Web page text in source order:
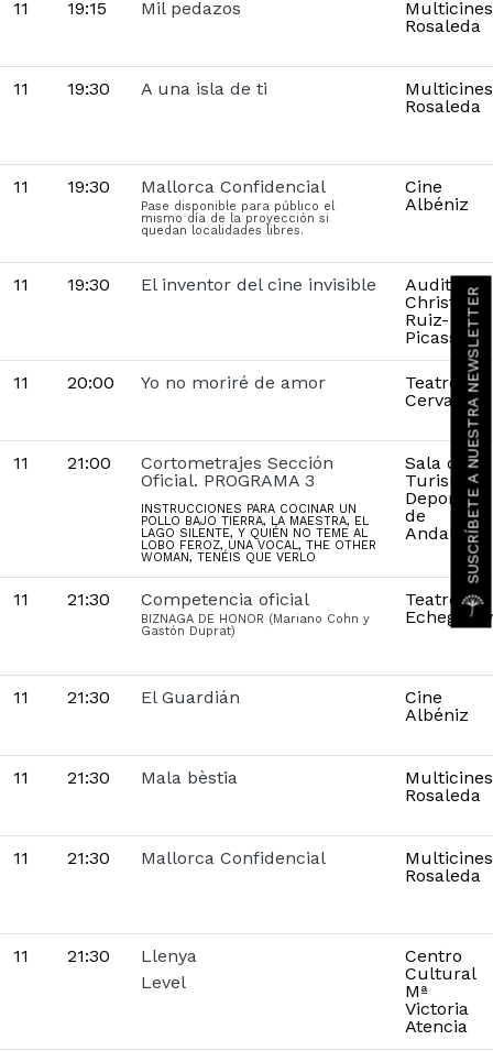
SUSCRÍBETE A NUESTRA NEWSLETTER
11 19:15 Mil pedazos
Multicines
Rosaleda
11 19:30 A una isla de ti
Multicines
Rosaleda
11 19:30 Mallorca Confidencial
Pase disponible para público el
mismo día de la proyección si
quedan localidades libres.
Cine
Albéniz
11 19:30 El inventor del cine invisible
Auditorio
Christine
Ruiz-
Picasso
11 20:00 Yo no moriré de amor
Teatro
Cervantes
11 21:00
Cortometrajes Sección
Oficial. PROGRAMA 3
INSTRUCCIONES PARA COCINAR UN
POLLO BAJO TIERRA, LA MAESTRA, EL
LAGO SILENTE, Y QUIÉN NO TEME AL
LOBO FEROZ, UNA VOCAL, THE OTHER
WOMAN, TENÉIS QUE VERLO
Sala de
Turismo y
Deporte
de
Andalucía
11 21:30 Competencia oficial
BIZNAGA DE HONOR (Mariano Cohn y
Gastón Duprat)
Teatro
Echegaray
11 21:30 El Guardián
Cine
Albéniz
11 21:30 Mala bèstia
Multicines
Rosaleda
11 21:30 Mallorca Confidencial
Multicines
Rosaleda
11 21:30
Llenya
Level
Centro
Cultural
Mª
Victoria
Atencia